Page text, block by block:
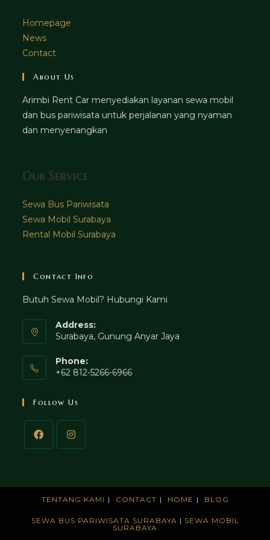
Homepage
News
Contact
About Us
Arimbi Rent Car menyediakan layanan sewa mobil
dan bus pariwisata untuk perjalanan yang nyaman
dan menyenangkan
Our Service
Sewa Bus Pariwisata
Sewa Mobil Surabaya
Rental Mobil Surabaya
Contact Info
Butuh Sewa Mobil? Hubungi Kami
Address:
Surabaya, Gunung Anyar Jaya
Phone:
+62 812-5266-6966
Follow Us
TENTANG KAMI CONTACT HOME BLOG
SEWA BUS PARIWISATA SURABAYA | SEWA MOBIL
SURABAYA